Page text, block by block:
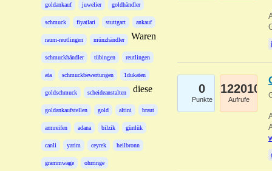
goldankauf juwelier goldhändler
schmuck fiyatlari stuttgart ankauf
raum-reutlingen münzhändler
schmuckhändler tübingen reutlingen
ata schmuckbewertungen 1dukaten
goldschmuck scheideanstalten
goldankaufstellen gold altini braut
armreifen adana bilzik günlük
canli yarim ceyrek heilbronn
grammwage ohrringe
Waren
diese 0
Punkte
122010
Aufrufe